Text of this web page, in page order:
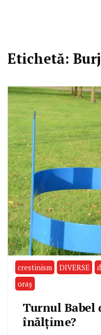
Etichetă:
crestinism DIVERSE
oraş
Turnul Babel
înălţime?